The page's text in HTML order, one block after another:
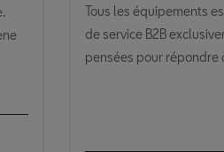
Tous les équipements
de service B2B
pensées pour répondre